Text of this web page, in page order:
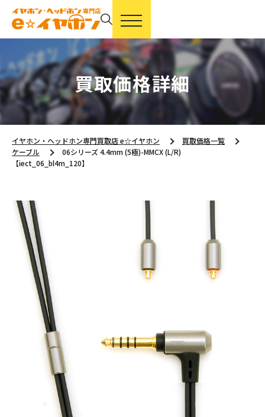
買取価格詳細
イヤホン・ヘッドホン専門買取店 e☆イヤホン
買取価格一覧
ケーブル
06シリーズ 4.4mm (5極)-MMCX (L/R)
【iect_06_bl4m_120】